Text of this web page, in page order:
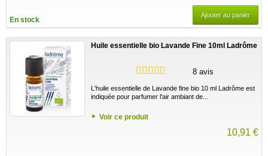
En stock
Ajouter au panier
Huile essentielle bio Lavande Fine 10ml Ladrôme
8 avis
L'huile essentielle de Lavande fine bio 10 ml Ladrôme est
indiquée pour parfumer l'air ambiant de...
Voir ce produit
10,91 €